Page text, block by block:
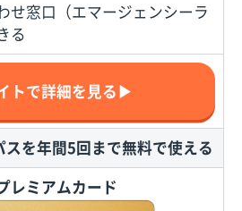
せ窓口（エマージェンシーラ
る
トで詳細を見る▶
を年間5回まで無料で使える
レミアムカード